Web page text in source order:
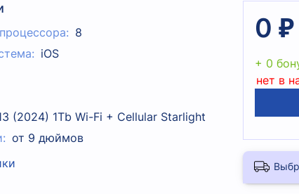
8
iOS
(2024) 1Tb Wi-Fi + Cellular Starlight
от 9 дюймов
0 ₽
+ 0
нет в